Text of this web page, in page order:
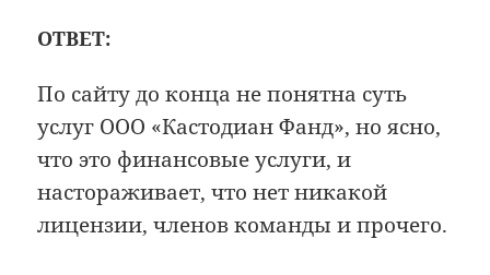
ОТВЕТ:
По сайту до конца не понятна суть
услуг ООО «Кастодиан Фанд», но ясно,
что это финансовые услуги, и
настораживает, что нет никакой
лицензии, членов команды и прочего.